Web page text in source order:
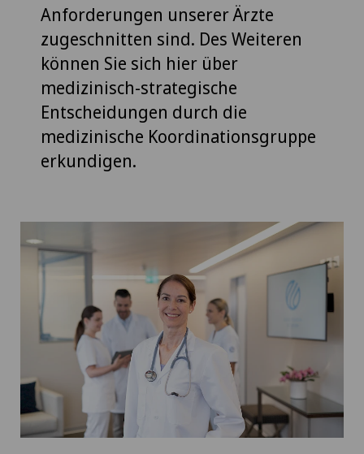
Anforderungen unserer Ärzte
zugeschnitten sind. Des Weiteren
können Sie sich hier über
medizinisch-strategische
Entscheidungen durch die
medizinische Koordinationsgruppe
erkundigen.